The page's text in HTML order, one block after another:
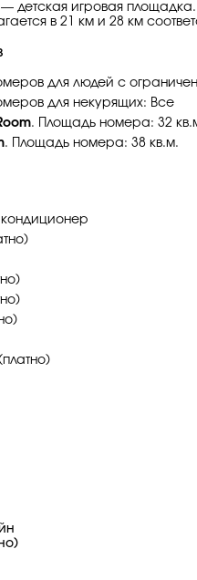
детская игровая
в 21 км и 28 км
для людей с
для некурящих: Все
. Площадь номера: 32
. Площадь номера: 38 кв.м.